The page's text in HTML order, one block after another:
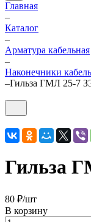
Главная
–
Каталог
–
Арматура кабельная
–
Наконечники
–Гильза ГМЛ 25-7
Гильза
80 ₽/шт
В корзину